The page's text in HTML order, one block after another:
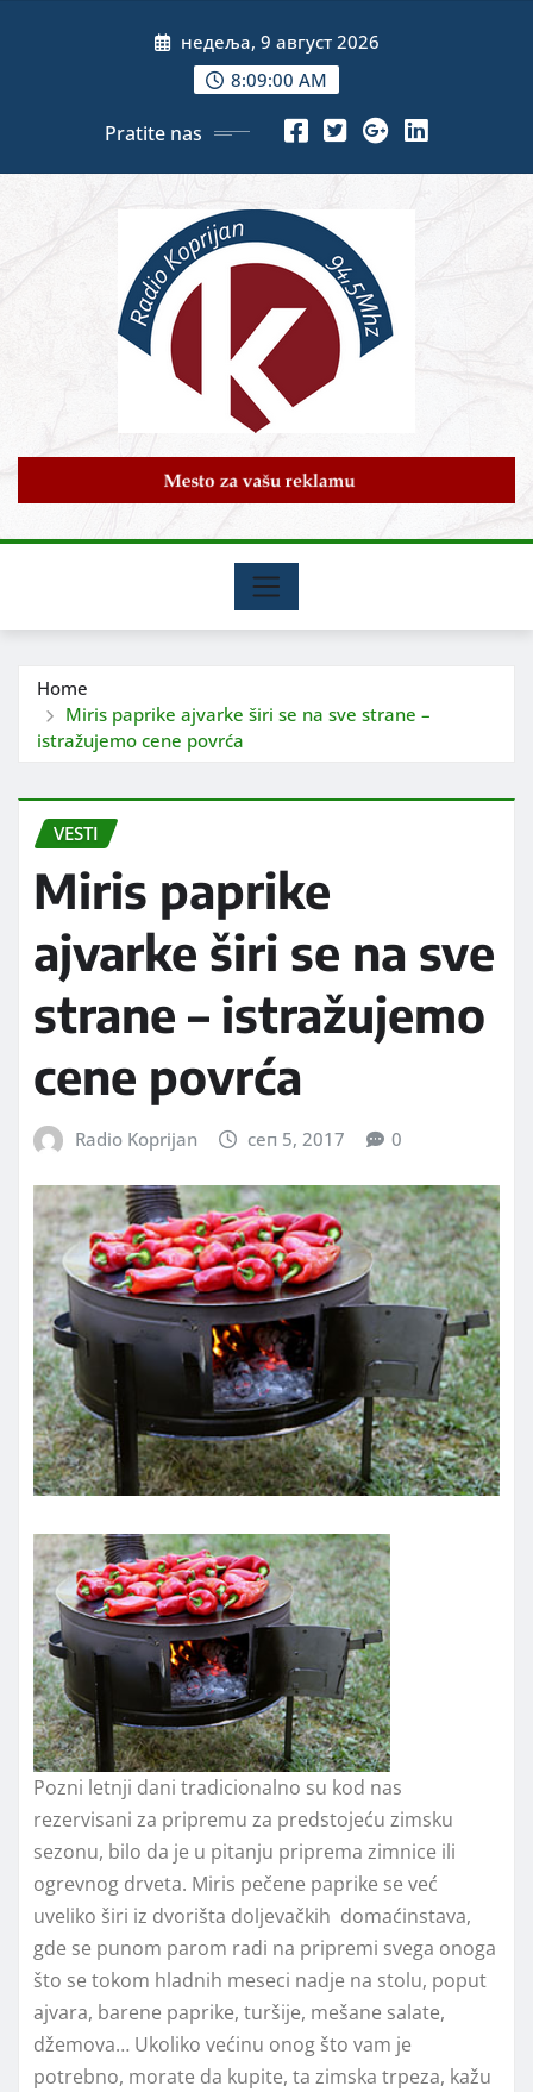
недеља, 9 август 2026
8:09:02 AM
Pratite nas
Home
Miris paprike ajvarke širi se na sve strane –
istražujemo cene povrća
VESTI
Miris paprike
ajvarke širi se na sve
strane – istražujemo
cene povrća
Radio Koprijan сеп 5, 2017 0
Pozni letnji dani tradicionalno su kod nas
rezervisani za pripremu za predstojeću zimsku
sezonu, bilo da je u pitanju priprema zimnice ili
ogrevnog drveta. Miris pečene paprike se već
uveliko širi iz dvorišta doljevačkih domaćinstava,
gde se punom parom radi na pripremi svega onoga
što se tokom hladnih meseci nadje na stolu, poput
ajvara, barene paprike, turšije, mešane salate,
džemova… Ukoliko većinu onog što vam je
potrebno, morate da kupite, ta zimska trpeza, kažu